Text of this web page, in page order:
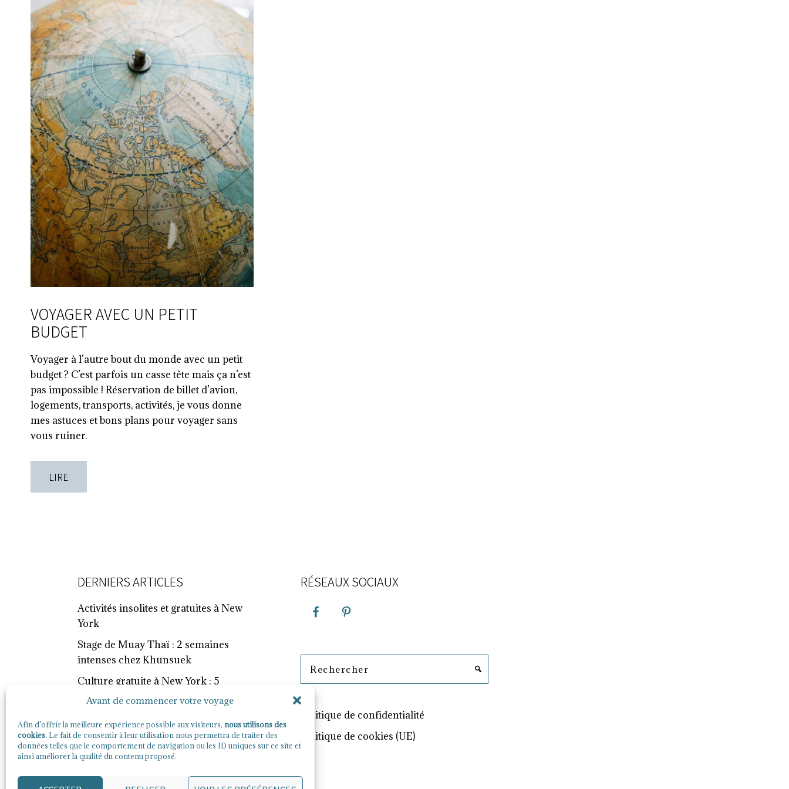
Avant de commencer votre voyage
Afin d'offrir la meilleure expérience possible aux visiteurs, nous utilisons des
cookies. Le fait de consentir à leur utilisation nous permettra de traiter des
données telles que le comportement de navigation ou les ID uniques sur ce site et
ainsi améliorer la qualité du contenu proposé.
VOYAGER AVEC UN PETIT
BUDGET
Voyager à l’autre bout du monde avec un petit
budget ? C’est parfois un casse tête mais ça n’est
pas impossible ! Réservation de billet d’avion,
logements, transports, activités, je vous donne
mes astuces et bons plans pour voyager sans
vous ruiner.
LIRE
DERNIERS ARTICLES
Activités insolites et gratuites à New
York
Stage de Muay Thaï : 2 semaines
intenses chez Khunsuek
Culture gratuite à New York : 5
expériences à vivre
10 Paris Travel Mistakes First-Time
Visitors Always Regret
RÉSEAUX SOCIAUX
Politique de confidentialité
Politique de cookies (UE)